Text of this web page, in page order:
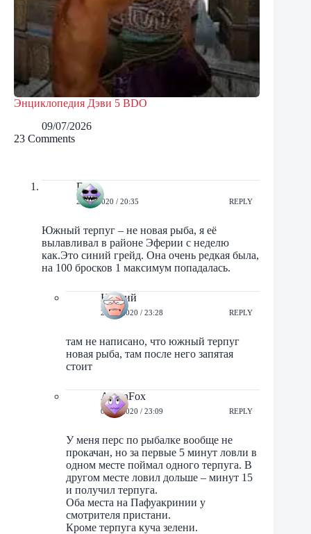
Энциклопедия Дэви 5 BDO
09/07/2026
23 Comments
DrZ
24/06/2020 / 20:35 REPLY
Южный терпуг – не новая рыба, я её
вылавливал в районе Эферии с неделю
как.Это синий грейд. Она очень редкая была,
на 100 бросков 1 максимум попадалась.
Натрий
24/06/2020 / 23:28 REPLY
там не написано, что южный терпуг
новая рыба, там после него запятая
стоит
AntonFox
04/07/2020 / 23:09 REPLY
У меня перс по рыбалке вообще не
прокачан, но за первые 5 минут ловли в
одном месте поймал одного терпуга. В
другом месте ловил дольше – минут 15
и получил терпуга.
Оба места на Пафуакринии у
смотрителя пристани.
Кроме терпуга куча зелени.